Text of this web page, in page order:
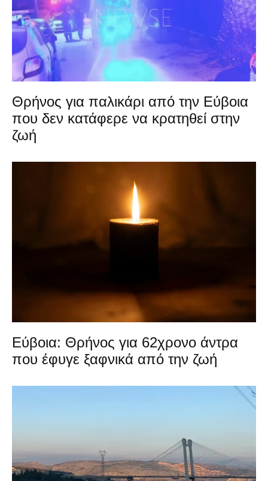
Θρήνος για παλικάρι από την Εύβοια
που δεν κατάφερε να κρατηθεί στην
ζωή
Εύβοια: Θρήνος για 62χρονο άντρα
που έφυγε ξαφνικά από την ζωή